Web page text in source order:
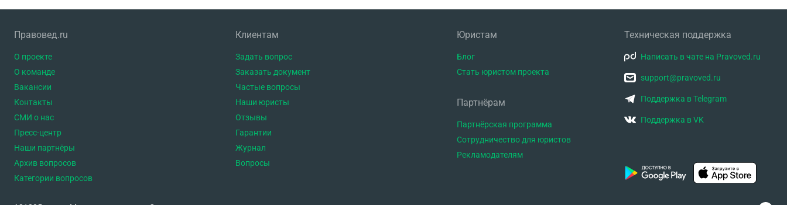
Правовед.ru
О проекте
О команде
Вакансии
Контакты
СМИ о нас
Пресс-центр
Наши партнёры
Архив вопросов
Категории вопросов
Клиентам
Задать вопрос
Заказать документ
Частые вопросы
Наши юристы
Отзывы
Гарантии
Журнал
Вопросы
Юристам
Блог
Стать юристом проекта
Партнёрам
Партнёрская программа
Сотрудничество для юристов
Рекламодателям
Техническая поддержка
Написать в чате на Pravoved.ru
support@pravoved.ru
Поддержка в Telegram
Поддержка в VK